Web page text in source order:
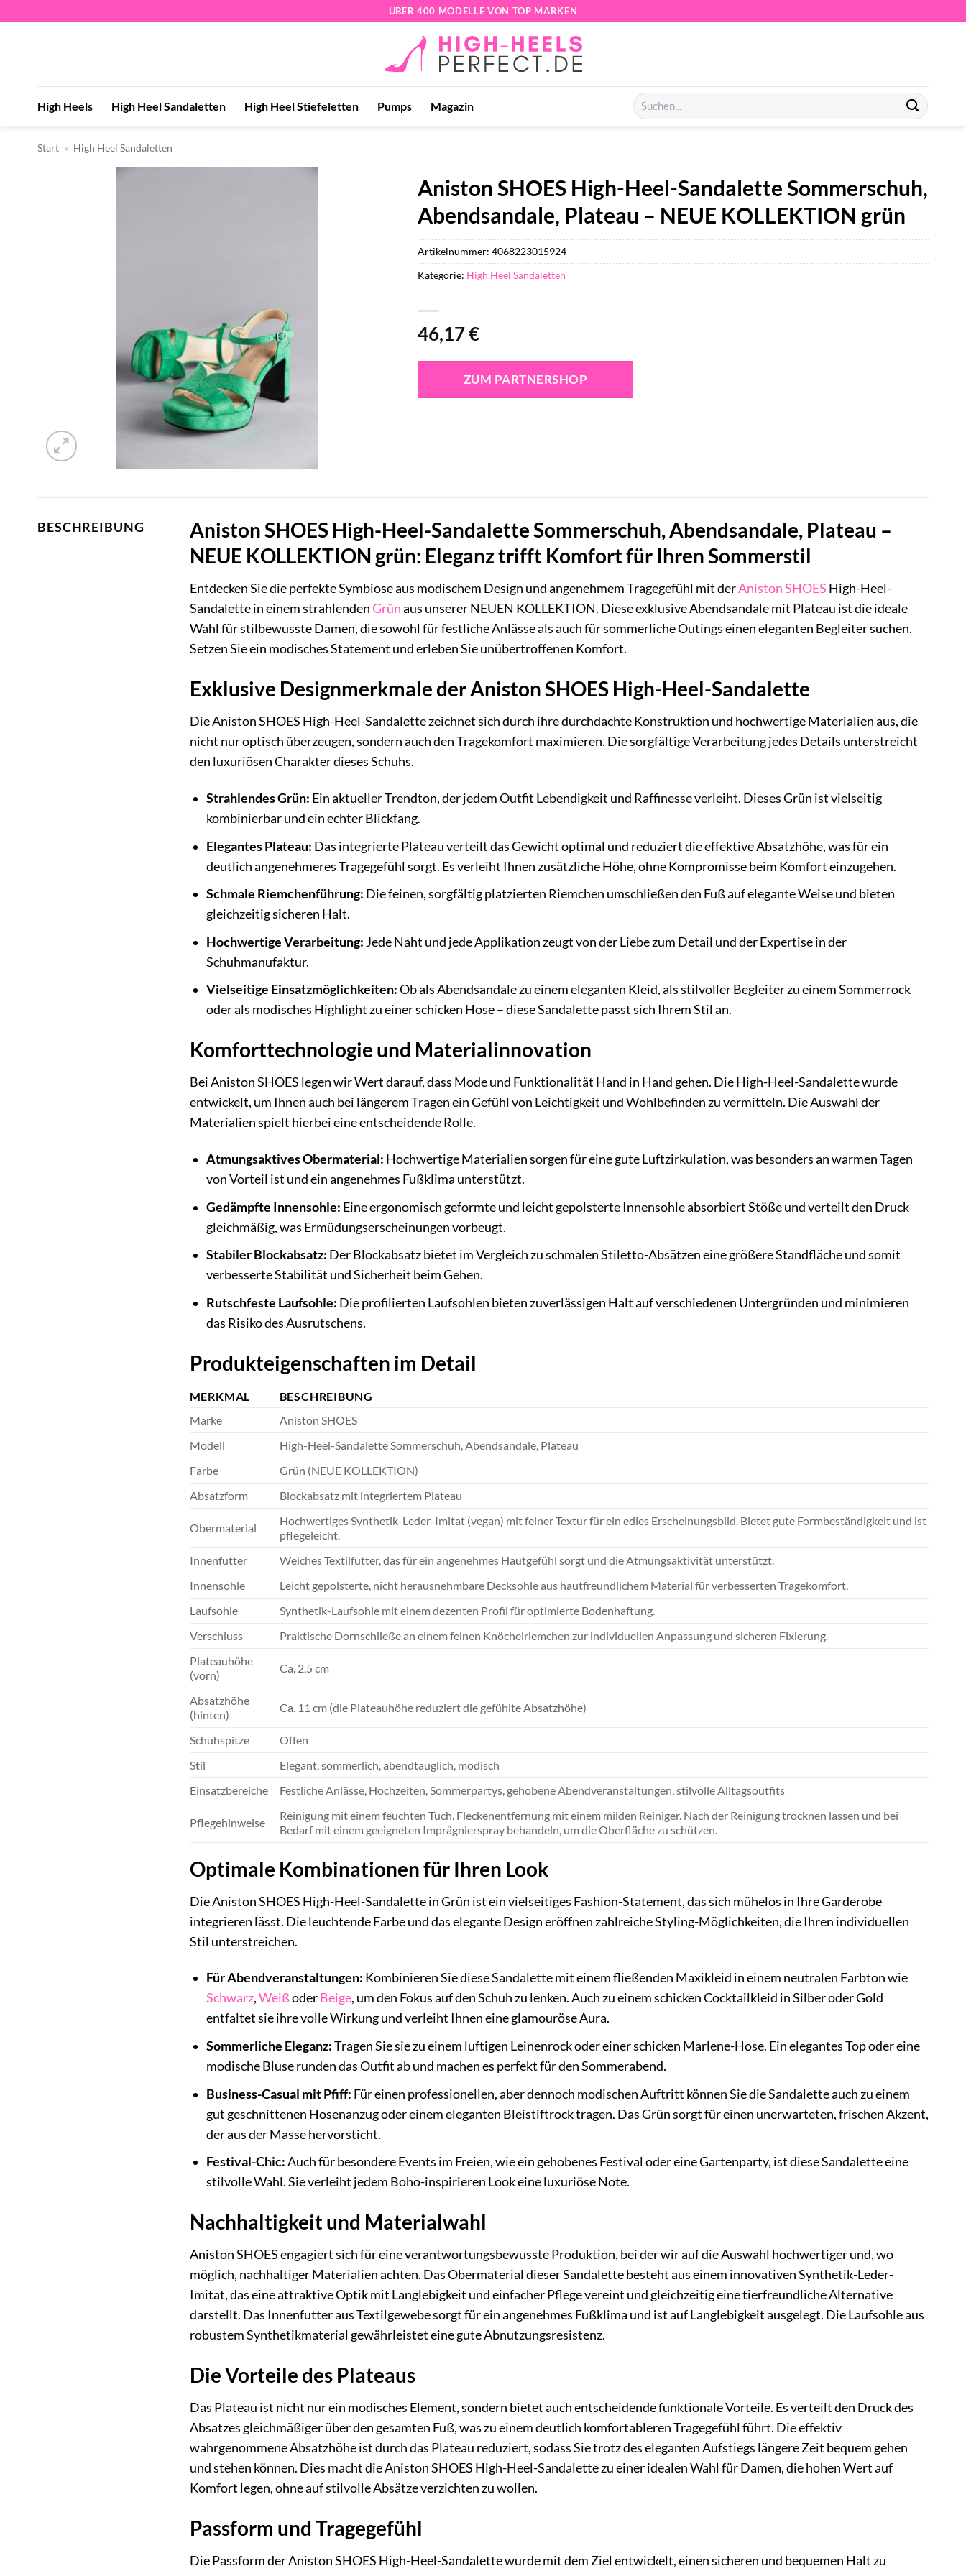
ÜBER 400 MODELLE VON TOP MARKEN
High Heels High Heel Sandaletten High Heel Stiefeletten Pumps Magazin
Suchen
nach:
Start » High Heel Sandaletten
Aniston SHOES High-Heel-Sandalette Sommerschuh,
Abendsandale, Plateau – NEUE KOLLEKTION grün
46,17€
ZUM PARTNERSHOP
Artikelnummer:4068223015924
Kategorie: High Heel Sandaletten
BESCHREIBUNG
Aniston SHOES High-Heel-Sandalette Sommerschuh, Abendsandale, Plateau –
NEUE KOLLEKTION grün: Eleganz trifft Komfort für Ihren Sommerstil
Entdecken Sie die perfekte Symbiose aus modischem Design und angenehmem Tragegefühl mit derAniston SHOES High-Heel-
Sandalette in einem strahlendenGrünaus unserer NEUEN KOLLEKTION. Diese exklusive Abendsandale mit Plateau ist die ideale
Wahl für stilbewusste Damen, die sowohl für festliche Anlässe als auch für sommerliche Outings einen eleganten Begleiter suchen.
Setzen Sie ein modisches Statement und erleben Sie unübertroffenen Komfort.
Exklusive Designmerkmale der Aniston SHOES High-Heel-Sandalette
Die Aniston SHOES High-Heel-Sandalette zeichnet sich durch ihre durchdachte Konstruktion und hochwertige Materialien aus, die
nicht nur optisch überzeugen, sondern auch den Tragekomfort maximieren. Die sorgfältige Verarbeitung jedes Details unterstreicht
den luxuriösen Charakter dieses Schuhs.
Strahlendes Grün: Ein aktueller Trendton, der jedem Outfit Lebendigkeit und Raffinesse verleiht. Dieses Grün ist vielseitig
kombinierbar und ein echter Blickfang.
Elegantes Plateau: Das integrierte Plateau verteilt das Gewicht optimal und reduziert die effektive Absatzhöhe, was für ein
deutlich angenehmeres Tragegefühl sorgt. Es verleiht Ihnen zusätzliche Höhe, ohne Kompromisse beim Komfort einzugehen.
Schmale Riemchenführung: Die feinen, sorgfältig platzierten Riemchen umschließen den Fuß auf elegante Weise und bieten
gleichzeitig sicheren Halt.
Hochwertige Verarbeitung: Jede Naht und jede Applikation zeugt von der Liebe zum Detail und der Expertise in der
Schuhmanufaktur.
Vielseitige Einsatzmöglichkeiten:Ob als Abendsandale zu einem eleganten Kleid, als stilvoller Begleiter zu einem Sommerrock
oder als modisches Highlight zu einer schicken Hose – diese Sandalette passt sich Ihrem Stil an.
Komforttechnologie und Materialinnovation
Bei Aniston SHOES legen wir Wert darauf, dass Mode und Funktionalität Hand in Hand gehen. Die High-Heel-Sandalette wurde
entwickelt, um Ihnen auch bei längerem Tragen ein Gefühl von Leichtigkeit und Wohlbefinden zu vermitteln. Die Auswahl der
Materialien spielt hierbei eine entscheidende Rolle.
Atmungsaktives Obermaterial: Hochwertige Materialien sorgen für eine gute Luftzirkulation, was besonders an warmen Tagen
von Vorteil ist und ein angenehmes Fußklima unterstützt.
Gedämpfte Innensohle: Eine ergonomisch geformte und leicht gepolsterte Innensohle absorbiert Stöße und verteilt den Druck
gleichmäßig, was Ermüdungserscheinungen vorbeugt.
Stabiler Blockabsatz: Der Blockabsatz bietet im Vergleich zu schmalen Stiletto-Absätzen eine größere Standfläche und somit
verbesserte Stabilität und Sicherheit beim Gehen.
Rutschfeste Laufsohle: Die profilierten Laufsohlen bieten zuverlässigen Halt auf verschiedenen Untergründen und minimieren
das Risiko des Ausrutschens.
Produkteigenschaften im Detail
MERKMAL
BESCHREIBUNG
Marke
Aniston SHOES
Modell
High-Heel-Sandalette Sommerschuh, Abendsandale, Plateau
Farbe
Grün (NEUE KOLLEKTION)
Absatzform
Blockabsatz mit integriertem Plateau
Obermaterial
Hochwertiges Synthetik-Leder-Imitat (vegan) mit feiner Textur für ein edles Erscheinungsbild. Bietet gute Formbeständigkeit und ist
pflegeleicht.
Innenfutter
Weiches Textilfutter, das für ein angenehmes Hautgefühl sorgt und die Atmungsaktivität unterstützt.
Innensohle
Leicht gepolsterte, nicht herausnehmbare Decksohle aus hautfreundlichem Material für verbesserten Tragekomfort.
Laufsohle
Synthetik-Laufsohle mit einem dezenten Profil für optimierte Bodenhaftung.
Verschluss
Praktische Dornschließe an einem feinen Knöchelriemchen zur individuellen Anpassung und sicheren Fixierung.
Plateauhöhe
(vorn)
Ca. 2,5 cm
Absatzhöhe
(hinten)
Ca. 11 cm (die Plateauhöhe reduziert die gefühlte Absatzhöhe)
Schuhspitze
Offen
Stil
Elegant, sommerlich, abendtauglich, modisch
Einsatzbereiche
Festliche Anlässe, Hochzeiten, Sommerpartys, gehobene Abendveranstaltungen, stilvolle Alltagsoutfits
Pflegehinweise
Reinigung mit einem feuchten Tuch. Fleckenentfernung mit einem milden Reiniger. Nach der Reinigung trocknen lassen und bei
Bedarf mit einem geeigneten Imprägnierspray behandeln, um die Oberfläche zu schützen.
Optimale Kombinationen für Ihren Look
Die Aniston SHOES High-Heel-Sandalette in Grün ist ein vielseitiges Fashion-Statement, das sich mühelos in Ihre Garderobe
integrieren lässt. Die leuchtende Farbe und das elegante Design eröffnen zahlreiche Styling-Möglichkeiten, die Ihren individuellen
Stil unterstreichen.
Für Abendveranstaltungen: Kombinieren Sie diese Sandalette mit einem fließenden Maxikleid in einem neutralen Farbton wie
Schwarz,WeißoderBeige, um den Fokus auf den Schuh zu lenken. Auch zu einem schicken Cocktailkleid in Silber oder Gold
entfaltet sie ihre volle Wirkung und verleiht Ihnen eine glamouröse Aura.
Sommerliche Eleganz:Tragen Sie sie zu einem luftigen Leinenrock oder einer schicken Marlene-Hose. Ein elegantes Top oder eine
modische Bluse runden das Outfit ab und machen es perfekt für den Sommerabend.
Business-Casual mit Pfiff: Für einen professionellen, aber dennoch modischen Auftritt können Sie die Sandalette auch zu einem
gut geschnittenen Hosenanzug oder einem eleganten Bleistiftrock tragen. Das Grün sorgt für einen unerwarteten, frischen Akzent,
der aus der Masse hervorsticht.
Festival-Chic:Auch für besondere Events im Freien, wie ein gehobenes Festival oder eine Gartenparty, ist diese Sandalette eine
stilvolle Wahl. Sie verleiht jedem Boho-inspirieren Look eine luxuriöse Note.
Nachhaltigkeit und Materialwahl
Aniston SHOES engagiert sich für eine verantwortungsbewusste Produktion, bei der wir auf die Auswahl hochwertiger und, wo
möglich, nachhaltiger Materialien achten. Das Obermaterial dieser Sandalette besteht aus einem innovativen Synthetik-Leder-
Imitat, das eine attraktive Optik mit Langlebigkeit und einfacher Pflege vereint und gleichzeitig eine tierfreundliche Alternative
darstellt. Das Innenfutter aus Textilgewebe sorgt für ein angenehmes Fußklima und ist auf Langlebigkeit ausgelegt. Die Laufsohle aus
robustem Synthetikmaterial gewährleistet eine gute Abnutzungsresistenz.
Die Vorteile des Plateaus
Das Plateau ist nicht nur ein modisches Element, sondern bietet auch entscheidende funktionale Vorteile. Es verteilt den Druck des
Absatzes gleichmäßiger über den gesamten Fuß, was zu einem deutlich komfortableren Tragegefühl führt. Die effektiv
wahrgenommene Absatzhöhe ist durch das Plateau reduziert, sodass Sie trotz des eleganten Aufstiegs längere Zeit bequem gehen
und stehen können. Dies macht die Aniston SHOES High-Heel-Sandalette zu einer idealen Wahl für Damen, die hohen Wert auf
Komfort legen, ohne auf stilvolle Absätze verzichten zu wollen.
Passform und Tragegefühl
Die Passform der Aniston SHOES High-Heel-Sandalette wurde mit dem Ziel entwickelt, einen sicheren und bequemen Halt zu